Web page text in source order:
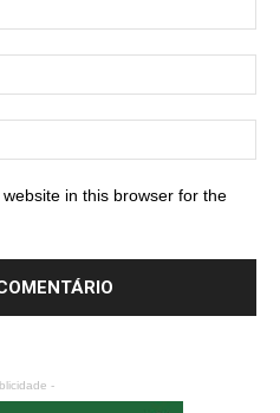
in this browser for the
-